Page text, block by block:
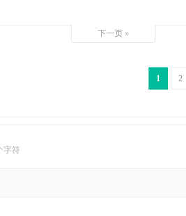
下一页 »
1 2
字符